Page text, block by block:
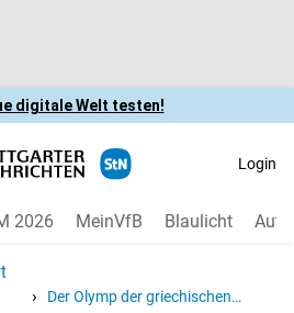
digitale Welt testen!
Login
2026 MeinVfB Blaulicht Auto
›
Der Olymp der griechischen